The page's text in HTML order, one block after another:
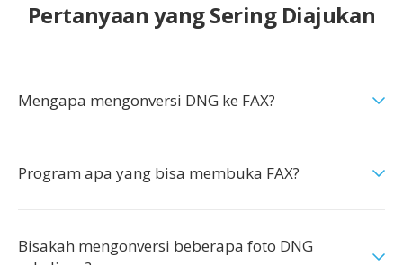
Pertanyaan yang Sering Diajukan
Mengapa mengonversi DNG ke FAX?
Program apa yang bisa membuka FAX?
Bisakah mengonversi beberapa foto DNG